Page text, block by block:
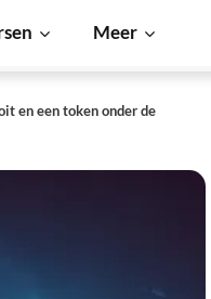
Meer
en een token onder de